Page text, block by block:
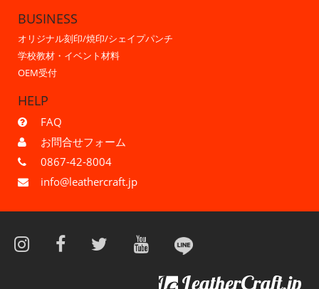
BUSINESS
オリジナル刻印/焼印/シェイプパンチ
学校教材・イベント材料
OEM受付
HELP
FAQ
お問合せフォーム
0867-42-8004
info@leathercraft.jp